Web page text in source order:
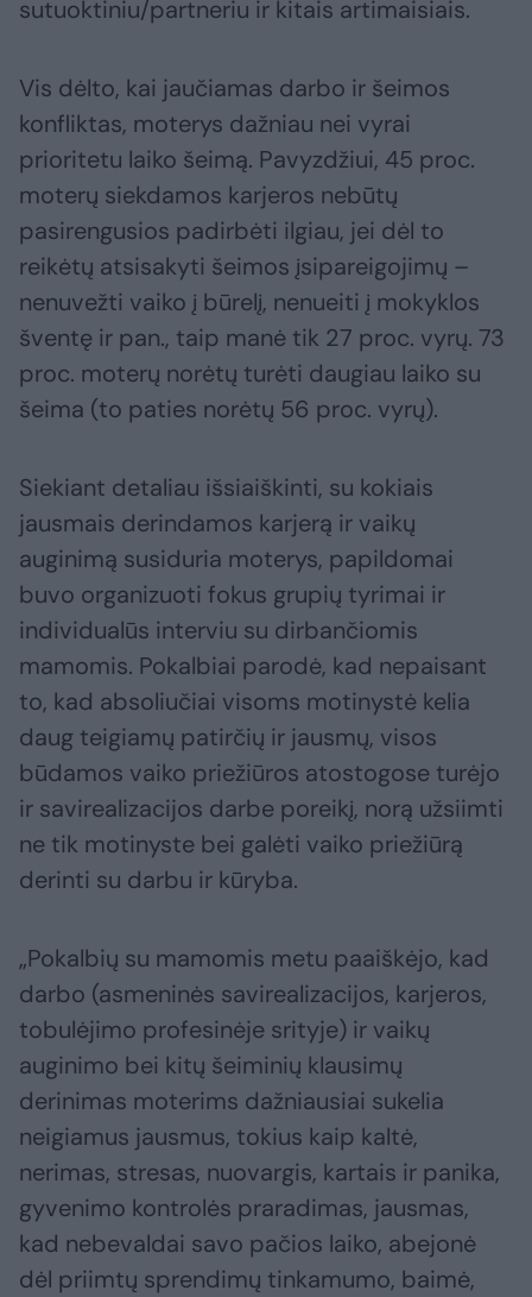
sutuoktiniu/partneriu ir kitais artimaisiais.
Vis dėlto, kai jaučiamas darbo ir šeimos
konfliktas, moterys dažniau nei vyrai
prioritetu laiko šeimą. Pavyzdžiui, 45 proc.
moterų siekdamos karjeros nebūtų
pasirengusios padirbėti ilgiau, jei dėl to
reikėtų atsisakyti šeimos įsipareigojimų –
nenuvežti vaiko į būrelį, nenueiti į mokyklos
šventę ir pan., taip manė tik 27 proc. vyrų. 73
proc. moterų norėtų turėti daugiau laiko su
šeima (to paties norėtų 56 proc. vyrų).
Siekiant detaliau išsiaiškinti, su kokiais
jausmais derindamos karjerą ir vaikų
auginimą susiduria moterys, papildomai
buvo organizuoti fokus grupių tyrimai ir
individualūs interviu su dirbančiomis
mamomis. Pokalbiai parodė, kad nepaisant
to, kad absoliučiai visoms motinystė kelia
daug teigiamų patirčių ir jausmų, visos
būdamos vaiko priežiūros atostogose turėjo
ir savirealizacijos darbe poreikį, norą užsiimti
ne tik motinyste bei galėti vaiko priežiūrą
derinti su darbu ir kūryba.
„Pokalbių su mamomis metu paaiškėjo, kad
darbo (asmeninės savirealizacijos, karjeros,
tobulėjimo profesinėje srityje) ir vaikų
auginimo bei kitų šeiminių klausimų
derinimas moterims dažniausiai sukelia
neigiamus jausmus, tokius kaip kaltė,
nerimas, stresas, nuovargis, kartais ir panika,
gyvenimo kontrolės praradimas, jausmas,
kad nebevaldai savo pačios laiko, abejonė
dėl priimtų sprendimų tinkamumo, baimė,